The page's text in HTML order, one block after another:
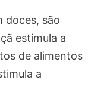
doces, são
estimula a
de alimentos
a